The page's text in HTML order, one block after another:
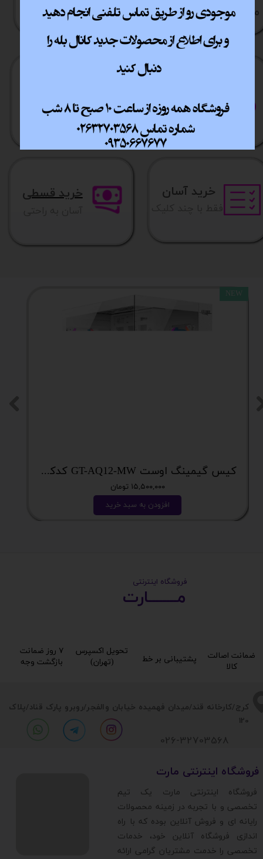
مشاوره قبل از خرید رویه بازگردانی کالا
​7روز هفته 10تا 20 ​​سراسر ایران
خرید آسان خرید قسطی
کیس گیمینگ اوست GT-AQ12-MW کدکالا 5628
۱۵,۵۰۰,۰۰۰ تومان
افزودن به سبد خرید
NEW
​​کرج/کارخانه قند/میدان فهمیده خیابان والفجر/روبرو پارک قناد/پلاک
120
​فروشگاه اینترنتی مارت
​فروشگاه اینترنتی مارت یک تیم
تخصصی و با تجربه در زمینه محصولات
رایانه ای و فروش آنلاین بوده که با راه
اندازی فروشگاه آنلاین خود، خدمات
تخصصی را خدمت مشتریان گرامی ارائه
026-32703568
مــــــــارت​​​​​​
​ ​فروشگاه اینترنتی
۷ روز ضمانت
بازگشت وجه​​​​​​​
تحویل اکسپرس
(تهران)​​​​​​​
پشتیبانی بر خط​​​​​​​
ضمانت اصالت
کالا​​​​​​​